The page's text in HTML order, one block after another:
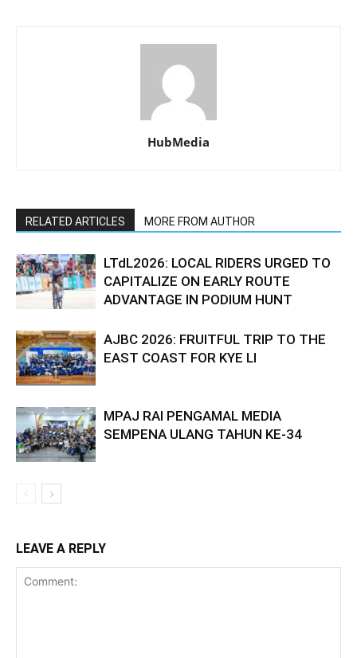
HubMedia
RELATED ARTICLES MORE FROM AUTHOR
LTdL2026: LOCAL RIDERS URGED TO
CAPITALIZE ON EARLY ROUTE
ADVANTAGE IN PODIUM HUNT
AJBC 2026: FRUITFUL TRIP TO THE
EAST COAST FOR KYE LI
MPAJ RAI PENGAMAL MEDIA
SEMPENA ULANG TAHUN KE-34
LEAVE A REPLY